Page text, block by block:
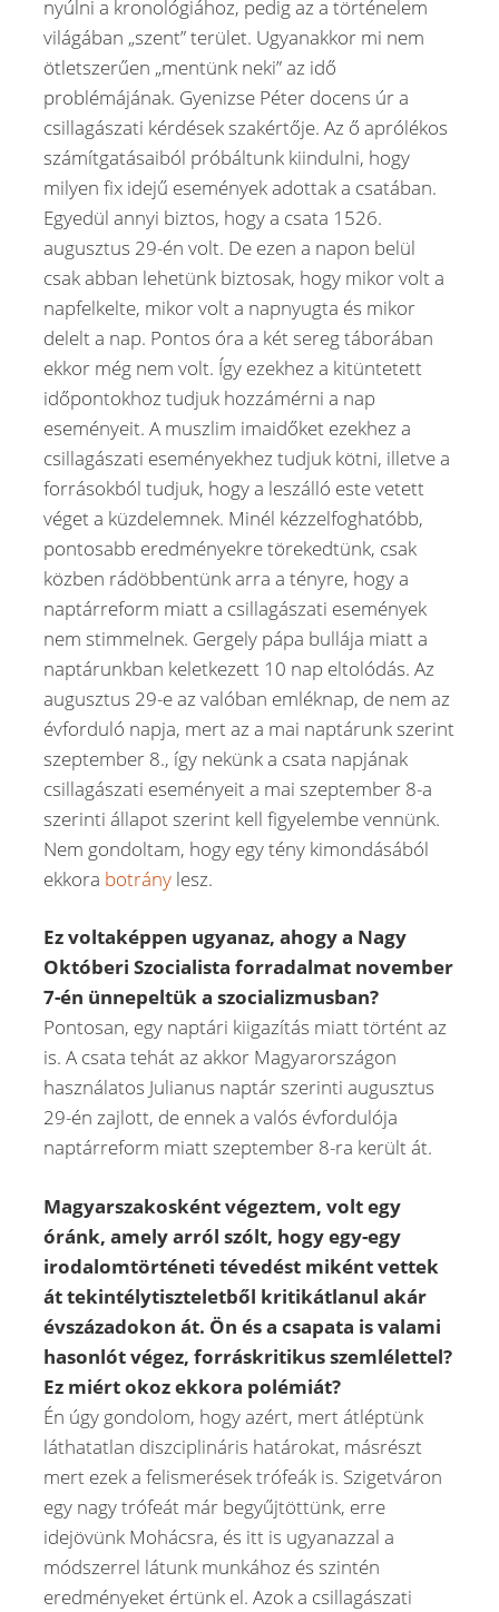
nyúlni a kronológiához, pedig az a történelem
világában „szent” terület. Ugyanakkor mi nem
ötletszerűen „mentünk neki” az idő
problémájának. Gyenizse Péter docens úr a
csillagászati kérdések szakértője. Az ő aprólékos
számítgatásaiból próbáltunk kiindulni, hogy
milyen fix idejű események adottak a csatában.
Egyedül annyi biztos, hogy a csata 1526.
augusztus 29-én volt. De ezen a napon belül
csak abban lehetünk biztosak, hogy mikor volt a
napfelkelte, mikor volt a napnyugta és mikor
delelt a nap. Pontos óra a két sereg táborában
ekkor még nem volt. Így ezekhez a kitüntetett
időpontokhoz tudjuk hozzámérni a nap
eseményeit. A muszlim imaidőket ezekhez a
csillagászati eseményekhez tudjuk kötni, illetve a
forrásokból tudjuk, hogy a leszálló este vetett
véget a küzdelemnek. Minél kézzelfoghatóbb,
pontosabb eredményekre törekedtünk, csak
közben rádöbbentünk arra a tényre, hogy a
naptárreform miatt a csillagászati események
nem stimmelnek. Gergely pápa bullája miatt a
naptárunkban keletkezett 10 nap eltolódás. Az
augusztus 29-e az valóban emléknap, de nem az
évforduló napja, mert az a mai naptárunk szerint
szeptember 8., így nekünk a csata napjának
csillagászati eseményeit a mai szeptember 8-a
szerinti állapot szerint kell figyelembe vennünk.
Nem gondoltam, hogy egy tény kimondásából
ekkora botrány lesz.
Ez voltaképpen ugyanaz, ahogy a Nagy
Októberi Szocialista forradalmat november
7-én ünnepeltük a szocializmusban?
Pontosan, egy naptári kiigazítás miatt történt az
is. A csata tehát az akkor Magyarországon
használatos Julianus naptár szerinti augusztus
29-én zajlott, de ennek a valós évfordulója
naptárreform miatt szeptember 8-ra került át.
Magyarszakosként végeztem, volt egy
óránk, amely arról szólt, hogy egy-egy
irodalomtörténeti tévedést miként vettek
át tekintélytiszteletből kritikátlanul akár
évszázadokon át. Ön és a csapata is valami
hasonlót végez, forráskritikus szemlélettel?
Ez miért okoz ekkora polémiát?
Én úgy gondolom, hogy azért, mert átléptünk
láthatatlan diszciplináris határokat, másrészt
mert ezek a felismerések trófeák is. Szigetváron
egy nagy trófeát már begyűjtöttünk, erre
idejövünk Mohácsra, és itt is ugyanazzal a
módszerrel látunk munkához és szintén
eredményeket értünk el. Azok a csillagászati